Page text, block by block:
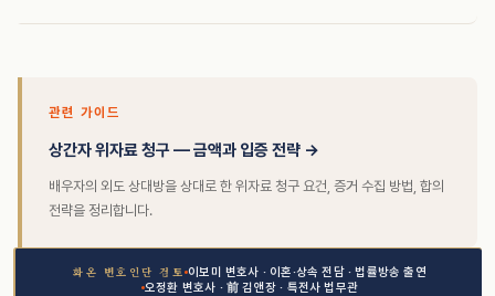
관련 가이드
상간자 위자료 청구 — 금액과 입증 전략 →
배우자의 외도 상대방을 상대로 한 위자료 청구 요건, 증거 수집 방법, 합의
전략을 정리합니다.
화온 변호인단 검토 이보미 변호사 · 이혼·상속 전담 · 법률방송 출연
오정환 변호사 · 前 김앤장 · 특전사 법무관